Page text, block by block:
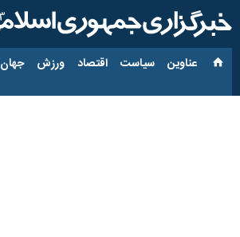
عناوین‌ سیاست اقتصاد ورزش جهان